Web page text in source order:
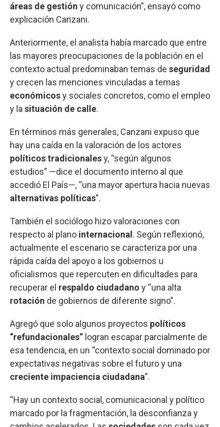
áreas de gestión y comunicación”, ensayó como
explicación Canzani.
Anteriormente, el analista había marcado que entre
las mayores preocupaciones de la población en el
contexto actual predominaban temas de seguridad
y crecen las menciones vinculadas a temas
económicosy sociales concretos, como el empleo
y la situación de calle.
En términos más generales, Canzani expuso que
hay una caída en la valoración de los actores
políticos tradicionalesy, “según algunos
estudios” —dice el documento interno al que
accedió El País—, “una mayor apertura hacia nuevas
alternativas políticas”.
También el sociólogo hizo valoraciones con
respecto al plano internacional . Según reflexionó,
actualmente el escenario se caracteriza por una
rápida caída del apoyo a los gobiernos u
oficialismos que repercuten en dificultades para
recuperar el respaldo ciudadano y “una alta
rotación de gobiernos de diferente signo”.
Agregó que solo algunos proyectos políticos
“refundacionales” logran escapar parcialmente de
esa tendencia, en un “contexto social dominado por
expectativas negativas sobre el futuro y una
creciente impaciencia ciudadana”.
“Hay un contexto social, comunicacional y político
marcado por la fragmentación, la desconfianza y